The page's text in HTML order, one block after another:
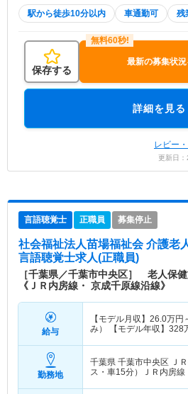
駅から徒歩10分以内 車通勤可 残
保存する
最新の募集状
詳細を見る
レビー
更新日
言語聴覚士 正職員 募集停止
社会福祉法人苗場福祉会 介護老
言語聴覚士求人(正職員)
［千葉県／千葉市中央区］ 老人保
《ＪＲ内房線・ 京成千原線沿線》
給与
【モデル月収】 26.0万円
み） 【モデル年収】 328
勤務地
千葉県 千葉市中央区 Ｊ
ス・車15分）ＪＲ内房